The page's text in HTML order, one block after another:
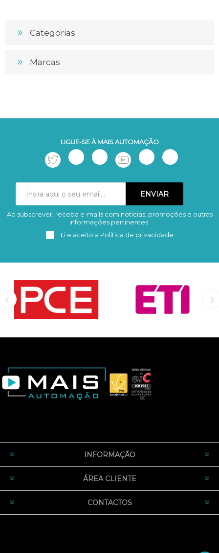
Categorias
Marcas
LIGUE-SE À MAIS AUTOMAÇÃO
Subscrever Remover
Ao subscrever, receba e-mails com notícias, promoções e outras
informações pertinentes.
Li e aceito a Política de privacidade
INFORMAÇÃO
ÁREA CLIENTE
CONTACTOS